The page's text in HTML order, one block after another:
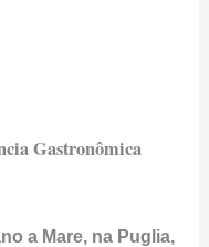
Gastronômica
a Mare, na Puglia,